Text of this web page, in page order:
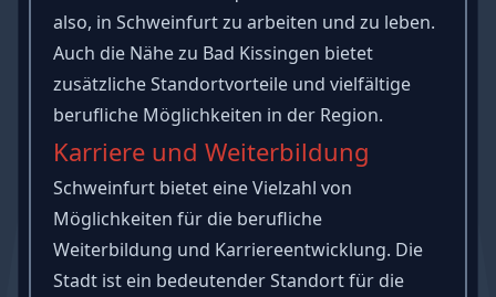
also, in Schweinfurt zu arbeiten und zu leben.
Auch die Nähe zu Bad Kissingen bietet
zusätzliche Standortvorteile und vielfältige
berufliche Möglichkeiten in der Region.
Karriere und Weiterbildung
Schweinfurt bietet eine Vielzahl von
Möglichkeiten für die berufliche
Weiterbildung und Karriereentwicklung. Die
Stadt ist ein bedeutender Standort für die